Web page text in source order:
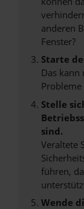
anderen
Fenster?
Starte
Das kann
Probleme
Stelle
sind.
Veraltete
führen,
Wende